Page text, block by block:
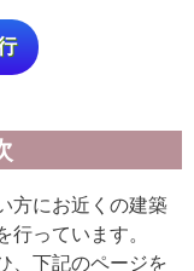
方にお近くの建築
っています。
、下記のページを